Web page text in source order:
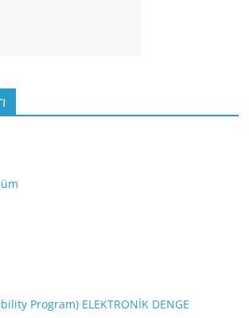
Program) ELEKTRONİK DENGE